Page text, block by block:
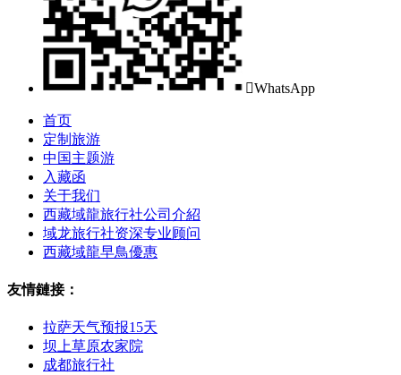
WhatsApp
首页
定制旅游
中国主题游
入藏函
关于我们
西藏域龍旅行社公司介紹
域龙旅行社资深专业顾问
西藏域龍早鳥優惠
友情鏈接：
拉萨天气预报15天
坝上草原农家院
成都旅行社